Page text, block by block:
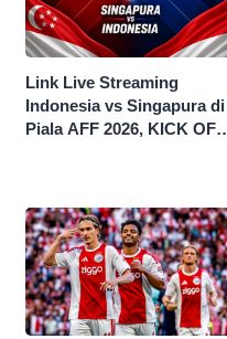
Link Live Streaming
Indonesia vs Singapura di
Piala AFF 2026, KICK OFF